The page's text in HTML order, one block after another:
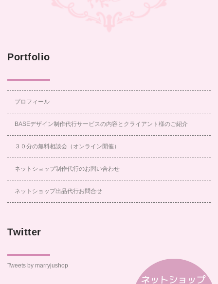
Portfolio
プロフィール
BASEデザイン制作代行サービスの内容とクライアント様のご紹介
３０分の無料相談会（オンライン開催）
ネットショップ制作代行のお問い合わせ
ネットショップ出品代行お問合せ
Twitter
Tweets by marryjushop